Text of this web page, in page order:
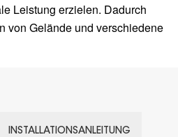
Leistung erzielen. Dadurch
von Gelände und verschiedene
INSTALLATIONSANLEITUNG